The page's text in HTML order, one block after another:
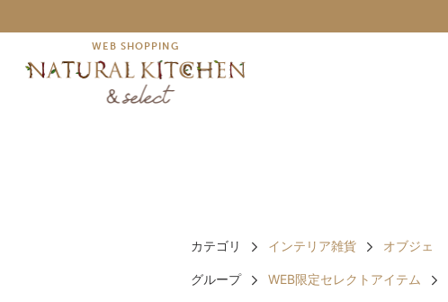
WEB SHOPPING
カテゴリ インテリア雑貨 オブジェ
グループ WEB限定セレクトアイテム